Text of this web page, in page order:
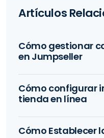
Artículos
Cómo gestionar
en Jumpseller
Cómo configurar
tienda en línea
Cómo Establecer